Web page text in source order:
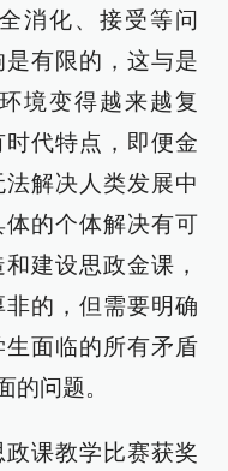
消化、接受等问
有限的，这与是
境变得越来越复
代特点，即便金
解决人类发展中
的个体解决有可
建设思政金课，
的，但需要明确
面临的所有矛盾
的问题。
课教学比赛获奖